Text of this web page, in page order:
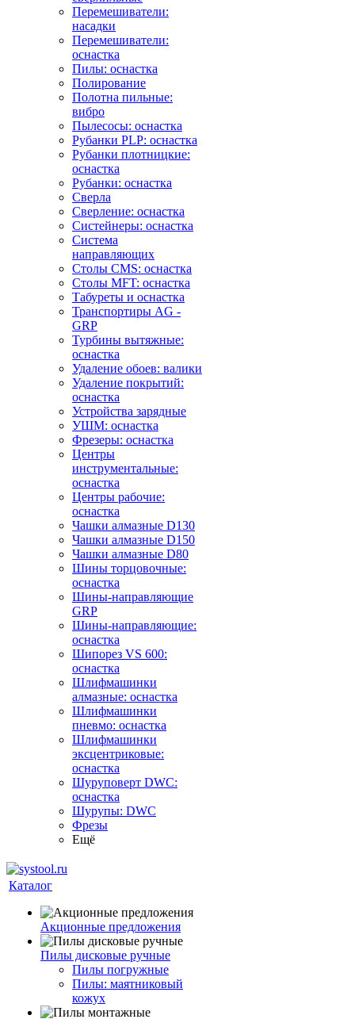
Перемешиватели:
насадки
Перемешиватели:
оснастка
Пилы: оснастка
Полирование
Полотна пильные:
вибро
Пылесосы: оснастка
Рубанки PLP: оснастка
Рубанки плотницкие:
оснастка
Рубанки: оснастка
Сверла
Сверление: оснастка
Систейнеры: оснастка
Система
направляющих
Столы CMS: оснастка
Столы MFT: оснастка
Табуреты и оснастка
Транспортиры AG -
GRP
Турбины вытяжные:
оснастка
Удаление обоев: валики
Удаление покрытий:
оснастка
Устройства зарядные
УШМ: оснастка
Фрезеры: оснастка
Центры
инструментальные:
оснастка
Центры рабочие:
оснастка
Чашки алмазные D130
Чашки алмазные D150
Чашки алмазные D80
Шины торцовочные:
оснастка
Шины-направляющие
GRP
Шины-направляющие:
оснастка
Шипорез VS 600:
оснастка
Шлифмашинки
алмазные: оснастка
Шлифмашинки
пневмо: оснастка
Шлифмашинки
эксцентриковые:
оснастка
Шуруповерт DWC:
оснастка
Шурупы: DWC
Фрезы
Ещё
Каталог
Акционные предложения
Пилы дисковые ручные
Пилы погружные
Пилы: маятниковый
кожух